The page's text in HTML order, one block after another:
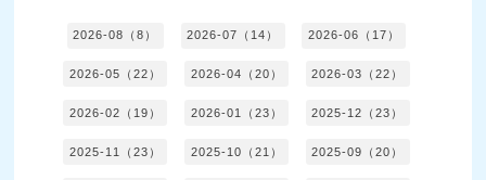
2026-08（8） 2026-07（14） 2026-06（17）
2026-05（22） 2026-04（20） 2026-03（22）
2026-02（19） 2026-01（23） 2025-12（23）
2025-11（23） 2025-10（21） 2025-09（20）